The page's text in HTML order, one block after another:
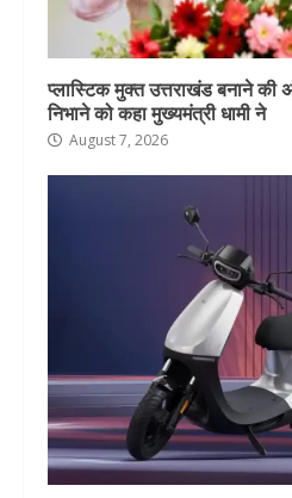
प्लास्टिक मुक्त उत्तराखंड बनाने की
निभाने को कहा मुख्यमंत्री धामी ने
August 7, 2026